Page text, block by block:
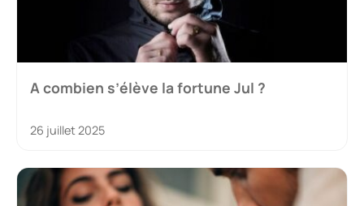
A combien s’élève la fortune Jul ?
26 juillet 2025